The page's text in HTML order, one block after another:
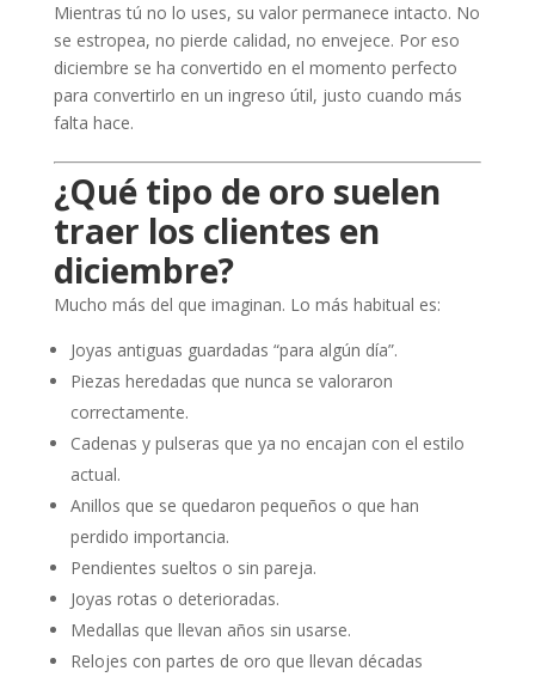
Mientras tú no lo uses, su valor permanece intacto. No
se estropea, no pierde calidad, no envejece. Por eso
diciembre se ha convertido en el momento perfecto
para convertirlo en un ingreso útil, justo cuando más
falta hace.
¿Qué tipo de oro suelen
traer los clientes en
diciembre?
Mucho más del que imaginan. Lo más habitual es:
Joyas antiguas guardadas “para algún día”.
Piezas heredadas que nunca se valoraron
correctamente.
Cadenas y pulseras que ya no encajan con el estilo
actual.
Anillos que se quedaron pequeños o que han
perdido importancia.
Pendientes sueltos o sin pareja.
Joyas rotas o deterioradas.
Medallas que llevan años sin usarse.
Relojes con partes de oro que llevan décadas